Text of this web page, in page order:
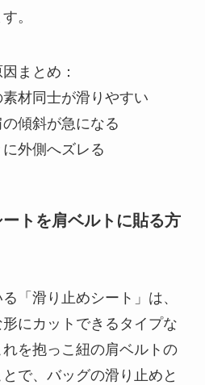
。
まとめ：
材同士が滑りやすい
傾斜が急になる
外側へズレる
トを肩ベルトに貼る方
「滑り止めシート」は、
にカットできるタイプな
を抱っこ紐の肩ベルトの
で、バッグの滑り止めと